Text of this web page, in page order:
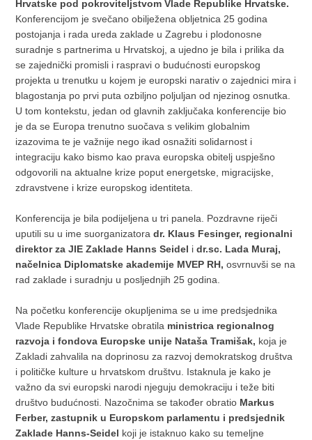
Hrvatske pod pokroviteljstvom Vlade Republike Hrvatske.
Konferencijom je svečano obilježena obljetnica 25 godina
postojanja i rada ureda zaklade u Zagrebu i plodonosne
suradnje s partnerima u Hrvatskoj, a ujedno je bila i prilika da
se zajednički promisli i raspravi o budućnosti europskog
projekta u trenutku u kojem je europski narativ o zajednici mira i
blagostanja po prvi puta ozbiljno poljuljan od njezinog osnutka.
U tom kontekstu, jedan od glavnih zaključaka konferencije bio
je da se Europa trenutno suočava s velikim globalnim
izazovima te je važnije nego ikad osnažiti solidarnost i
integraciju kako bismo kao prava europska obitelj uspješno
odgovorili na aktualne krize poput energetske, migracijske,
zdravstvene i krize europskog identiteta.
Konferencija je bila podijeljena u tri panela. Pozdravne riječi
uputili su u ime suorganizatoradr. Klaus Fesinger, regionalni
direktor za JIE Zaklade Hanns Seidel idr.sc. Lada Muraj,
načelnica Diplomatske akademije MVEP RH,osvrnuvši se na
rad zaklade i suradnju u posljednjih 25 godina.
Na početku konferencije okupljenima se u ime predsjednika
Vlade Republike Hrvatske obratila ministrica regionalnog
razvoja i fondova Europske unije Nataša Tramišak, koja je
Zakladi zahvalila na doprinosu za razvoj demokratskog društva
i političke kulture u hrvatskom društvu. Istaknula je kako je
važno da svi europski narodi njeguju demokraciju i teže biti
društvo budućnosti. Nazočnima se također obratio Markus
Ferber, zastupnik u Europskom parlamentu i predsjednik
Zaklade Hanns-Seidel koji je istaknuo kako su temeljne